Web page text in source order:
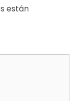
están